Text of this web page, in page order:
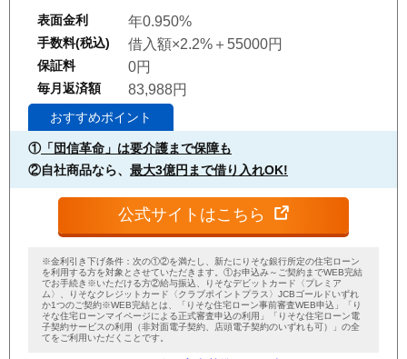
表面金利 年0.950%
手数料(税込) 借入額×2.2%＋55000円
保証料 0円
毎月返済額 83,988円
おすすめポイント
①「団信革命」は要介護まで保障も
②自社商品なら、 最大3億円まで借り入れOK!
公式サイトはこちら
※金利引き下げ条件：次の①②を満たし、新たにりそな銀行所定の住宅ローン
を利用する方を対象とさせていただきます。①お申込み～ご契約までWEB完結
でお手続き※いただける方②給与振込、りそなデビットカード〈プレミア
ム〉、りそなクレジットカード〈クラブポイントプラス〉JCBゴールドいずれ
か1つのご契約※WEB完結とは、「りそな住宅ローン事前審査WEB申込」「り
そな住宅ローンマイページによる正式審査申込の利用」「りそな住宅ローン電
子契約サービスの利用（非対面電子契約、店頭電子契約のいずれも可）」の全
てをご利用いただくことです。